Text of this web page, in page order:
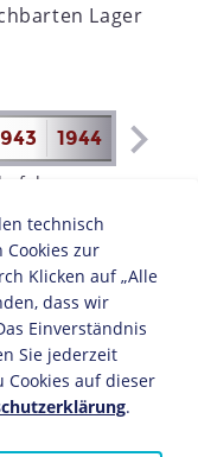
Lager
1944 1945
des
über 10.000
Wehrmacht
Die dort
gegen im
werden. Da
der Genfer
sein
technisch
zur
Klicken auf „Alle
dass wir
Einverständnis
Sie jederzeit
auf dieser
.